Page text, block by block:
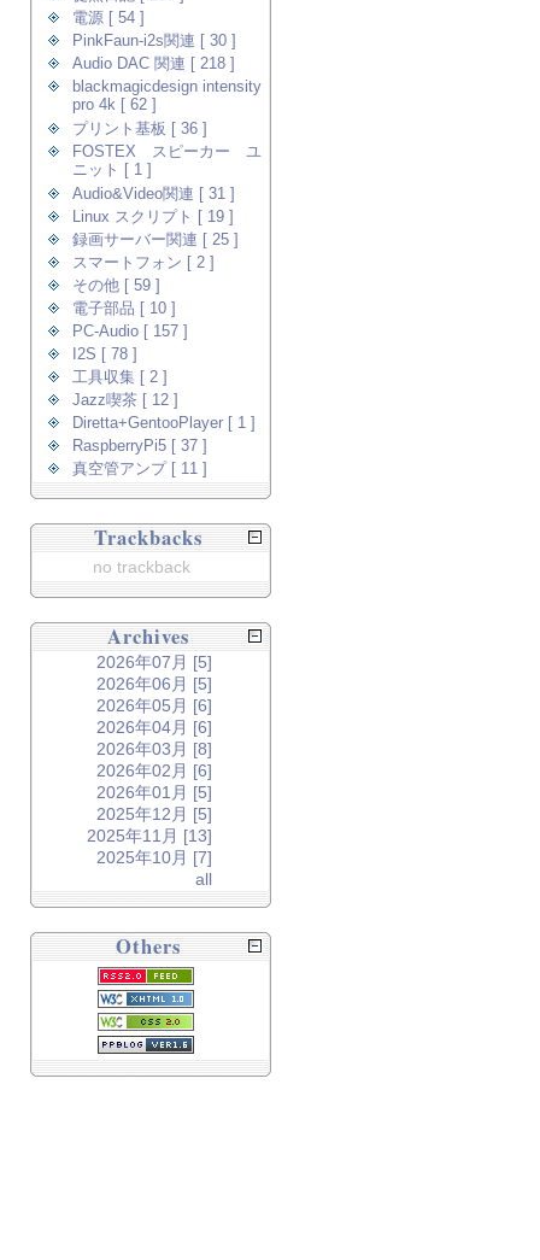
電源 [ 54 ]
PinkFaun-i2s関連 [ 30 ]
Audio DAC 関連 [ 218 ]
blackmagicdesign intensity
pro 4k [ 62 ]
プリント基板 [ 36 ]
FOSTEX スピーカー ユ
ニット [ 1 ]
Audio&Video関連 [ 31 ]
Linux スクリプト [ 19 ]
録画サーバー関連 [ 25 ]
スマートフォン [ 2 ]
その他 [ 59 ]
電子部品 [ 10 ]
PC-Audio [ 157 ]
I2S [ 78 ]
工具収集 [ 2 ]
Jazz喫茶 [ 12 ]
Diretta+GentooPlayer [ 1 ]
RaspberryPi5 [ 37 ]
真空管アンプ [ 11 ]
Trackbacks
no trackback
Archives
2026年07月 [5]
2026年06月 [5]
2026年05月 [6]
2026年04月 [6]
2026年03月 [8]
2026年02月 [6]
2026年01月 [5]
2025年12月 [5]
2025年11月 [13]
2025年10月 [7]
all
Others